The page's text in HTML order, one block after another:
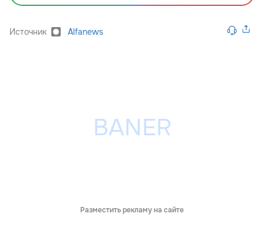
Источник Alfanews
Разместить рекламу на сайте